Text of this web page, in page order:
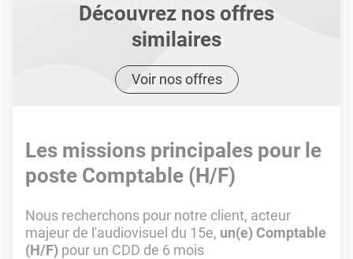
Découvrez nos offres
similaires
Voir nos offres
Les missions principales pour le
poste Comptable (H/F)
Nous recherchons pour notre client, acteur
majeur de l'audiovisuel du 15e, un(e) Comptable
(H/F) pour un CDD de 6 mois